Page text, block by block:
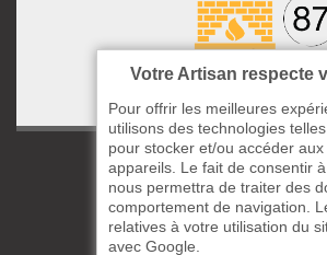
ccas le Bourg
87220 Boisseuil
05 33 06 14
Votre Artisan respecte
Pour offrir les meilleures
utilisons des technologies
pour stocker et/ou accéder
appareils. Le fait de consentir
nous permettra de traiter des
comportement de navigation.
relatives à votre utilisation du
avec Google.